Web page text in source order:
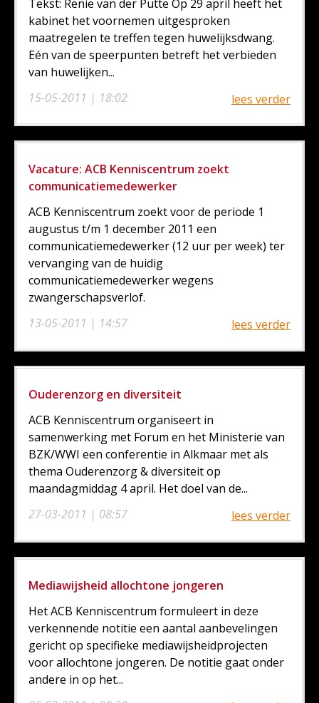
15-05-2011 | 18:02
Tekst: Renie van der Putte Op 29 april heeft het
kabinet het voornemen uitgesproken
maatregelen te treffen tegen huwelijksdwang.
Eén van de speerpunten betreft het verbieden
van huwelijken...
lees verder
Vacature: ACB Kenniscentrum zoekt
communicatiemedewerker
13-05-2011 | 14:57
ACB Kenniscentrum zoekt voor de periode 1
augustus t/m 1 december 2011 een
communicatiemedewerker (12 uur per week) ter
vervanging van de huidig
communicatiemedewerker wegens
zwangerschapsverlof.
lees verder
Ouderenzorg en diversiteit
27-03-2011 | 08:57
ACB Kenniscentrum organiseert in
samenwerking met Forum en het Ministerie van
BZK/WWI een conferentie in Alkmaar met als
thema Ouderenzorg & diversiteit op
maandagmiddag 4 april. Het doel van de...
lees verder
Mediawijsheid allochtone jongeren
Het ACB Kenniscentrum formuleert in deze
verkennende notitie een aantal aanbevelingen
gericht op specifieke mediawijsheidprojecten
voor allochtone jongeren. De notitie gaat onder
andere in op het...